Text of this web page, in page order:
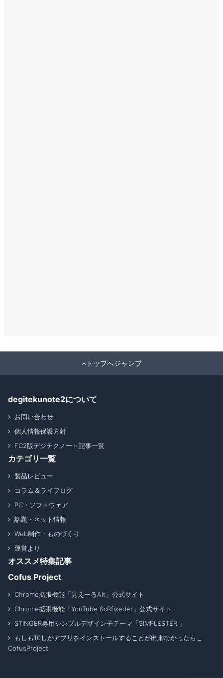
トップへジャンプ
degitekunote2について
お問い合わせ
個人情報保護方針
FC2版デジテクノート記事一覧
カテゴリ一覧
製品レビュー
コラム＆ライフログ
PC・ソフトウェア
話題・ネット情報
Web制作・ものづくり
運営より
オススメ特集記事
Cofus Project
Chrome拡張機能「見えーるAlt」公式サイト
Chrome拡張機能「YouTube ScRfixeder」公式サイト
STINGER専用シンプルデザイン子テーマ「SIMPLESTER 」
もしも10しかアプリをインストールすることが出来なかったら _
CofusProject